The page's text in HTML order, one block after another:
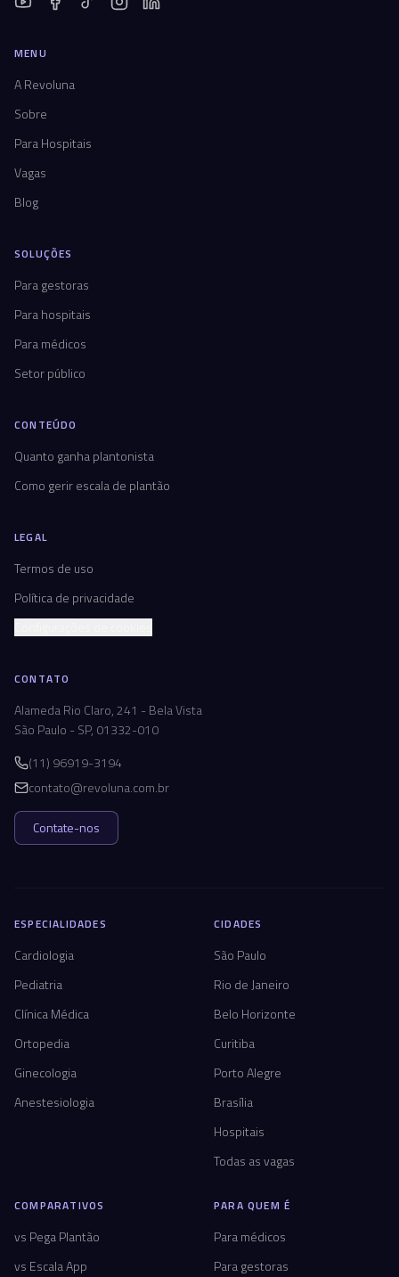
MENU
A Revoluna
Sobre
Para Hospitais
Vagas
Blog
SOLUÇÕES
Para gestoras
Para hospitais
Para médicos
Setor público
CONTEÚDO
Quanto ganha plantonista
Como gerir escala de plantão
LEGAL
Termos de uso
Política de privacidade
CONTATO
Alameda Rio Claro, 241 - Bela Vista
São Paulo - SP, 01332-010
(11) 96919-3194
contato@revoluna.com.br
Contate-nos
ESPECIALIDADES
Cardiologia
Pediatria
Clínica Médica
Ortopedia
Ginecologia
Anestesiologia
CIDADES
São Paulo
Rio de Janeiro
Belo Horizonte
Curitiba
Porto Alegre
Brasília
Hospitais
Todas as vagas
COMPARATIVOS
vs Pega Plantão
vs Escala App
PARA QUEM É
Para médicos
Para gestoras